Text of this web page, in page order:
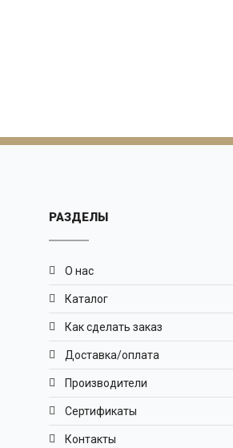
РАЗДЕЛЫ
О нас
Каталог
Как сделать заказ
Доставка/оплата
Производители
Сертификаты
Контакты